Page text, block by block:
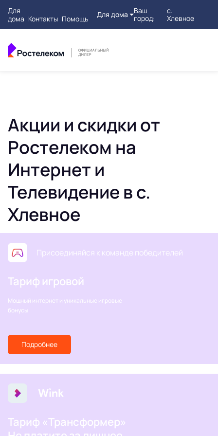
Для
дома Контакты Помощь Для дома
Ваш
город:
с.
Хлевное
Акции и скидки от
Ростелеком на
Интернет и
Телевидение в с.
Хлевное
Присоединяйся к команде победителей
Тариф игровой
Мощный интернет и уникальные игровые
бонусы
Подробнее
Тариф «Трансформер»